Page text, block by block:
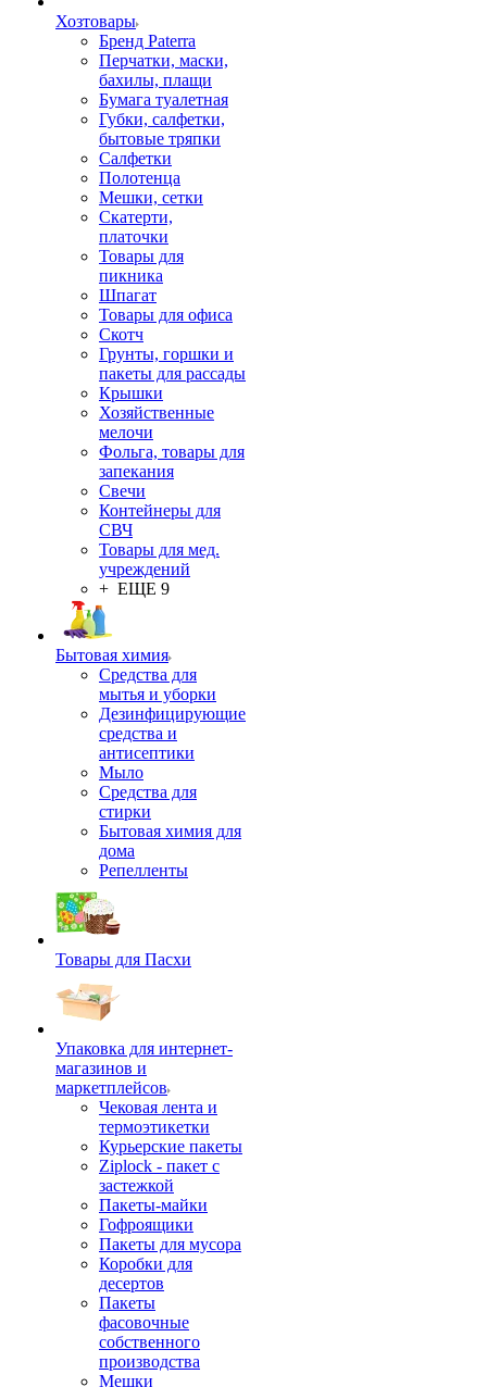
Хозтовары
Бренд Paterra
Перчатки, маски,
бахилы, плащи
Бумага туалетная
Губки, салфетки,
бытовые тряпки
Салфетки
Полотенца
Мешки, сетки
Скатерти,
платочки
Товары для
пикника
Шпагат
Товары для офиса
Скотч
Грунты, горшки и
пакеты для рассады
Крышки
Хозяйственные
мелочи
Фольга, товары для
запекания
Свечи
Контейнеры для
СВЧ
Товары для мед.
учреждений
+ ЕЩЕ 9
Бытовая химия
Средства для
мытья и уборки
Дезинфицирующие
средства и
антисептики
Мыло
Средства для
стирки
Бытовая химия для
дома
Репелленты
Товары для Пасхи
Упаковка для интернет-
магазинов и
маркетплейсов
Чековая лента и
термоэтикетки
Курьерские пакеты
Ziplock - пакет с
застежкой
Пакеты-майки
Гофроящики
Пакеты для мусора
Коробки для
десертов
Пакеты
фасовочные
собственного
производства
Мешки